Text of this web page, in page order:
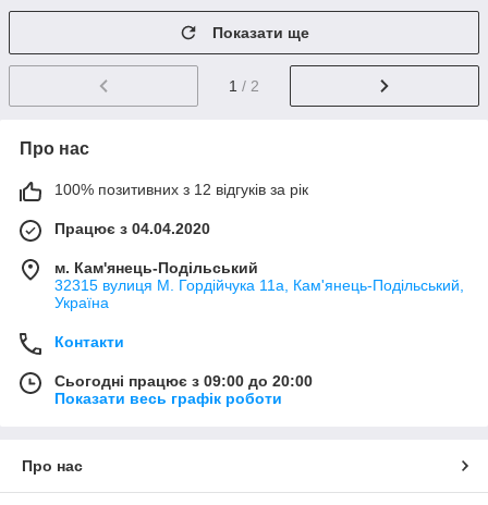
Показати ще
1 / 2
Про нас
100% позитивних з 12 відгуків за рік
Працює з 04.04.2020
м. Кам'янець-Подільський
32315 вулиця М. Гордійчука 11а, Кам'янець-Подільський,
Україна
Контакти
Сьогодні працює з 09:00 до 20:00
Показати весь графік роботи
Про нас